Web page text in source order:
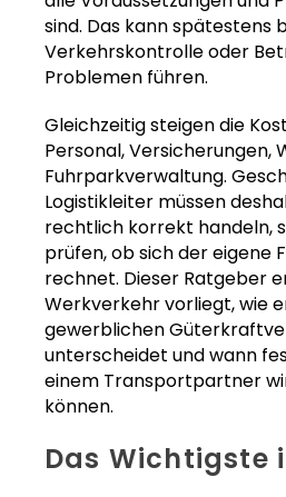
sind. Das kann spätestens
Verkehrskontrolle oder
Problemen führen.
Gleichzeitig steigen die
Personal, Versicherungen,
Fuhrparkverwaltung.
Logistikleiter müssen
rechtlich korrekt handeln,
prüfen, ob sich der eigene
rechnet. Dieser Ratgeber
Werkverkehr vorliegt, wie
gewerblichen
unterscheidet und wann
einem Transportpartner
können.
Das Wichtigste